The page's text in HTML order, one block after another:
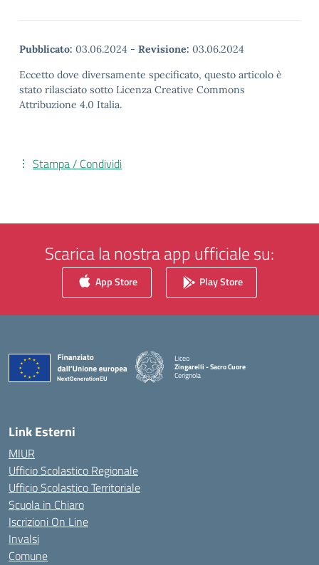
Pubblicato: 03.06.2024 - Revisione: 03.06.2024
Eccetto dove diversamente specificato, questo articolo è
stato rilasciato sotto Licenza Creative Commons
Attribuzione 4.0 Italia.
Stampa / Condividi
Scarica la nostra app ufficiale su:
App Store Play Store
Liceo
Zingarelli - Sacro Cuore
Cerignola
— Visita la pagina iniziale della scuola
Link Esterni
MIUR
Ufficio Scolastico Regionale
Ufficio Scolastico Territoriale
Scuola in Chiaro
Iscrizioni On Line
Invalsi
Comune